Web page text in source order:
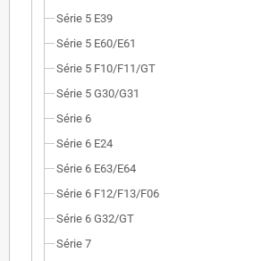
Série 5 E39
Série 5 E60/E61
Série 5 F10/F11/GT
Série 5 G30/G31
Série 6
Série 6 E24
Série 6 E63/E64
Série 6 F12/F13/F06
Série 6 G32/GT
Série 7